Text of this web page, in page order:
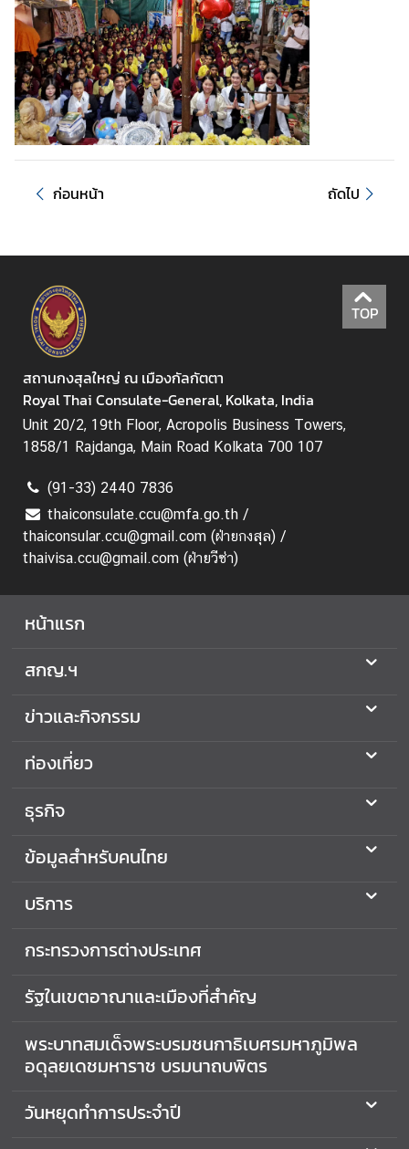
ก่อนหน้า ถัดไป
TOP
สถานกงสุลใหญ่ ณ เมืองกัลกัตตา
Royal Thai Consulate-General, Kolkata, India
Unit 20/2, 19th Floor, Acropolis Business Towers,
1858/1 Rajdanga, Main Road Kolkata 700 107
(91-33) 2440 7836
thaiconsulate.ccu@mfa.go.th /
thaiconsular.ccu@gmail.com (ฝ่ายกงสุล) /
thaivisa.ccu@gmail.com (ฝ่ายวีซ่า)
หน้าแรก
สกญ.ฯ
ข่าวและกิจกรรม
ท่องเที่ยว
ธุรกิจ
ข้อมูลสำหรับคนไทย
บริการ
กระทรวงการต่างประเทศ
รัฐในเขตอาณาและเมืองที่สำคัญ
พระบาทสมเด็จพระบรมชนกาธิเบศรมหาภูมิพล
อดุลยเดชมหาราช บรมนาถบพิตร
วันหยุดทำการประจำปี